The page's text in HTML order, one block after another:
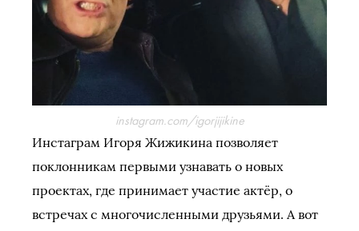
instagram.com/igorjijikine
Инстаграм Игоря Жижикина позволяет
поклонникам первыми узнавать о новых
проектах, где принимает участие актёр, о
встречах с многочисленными друзьями. А вот